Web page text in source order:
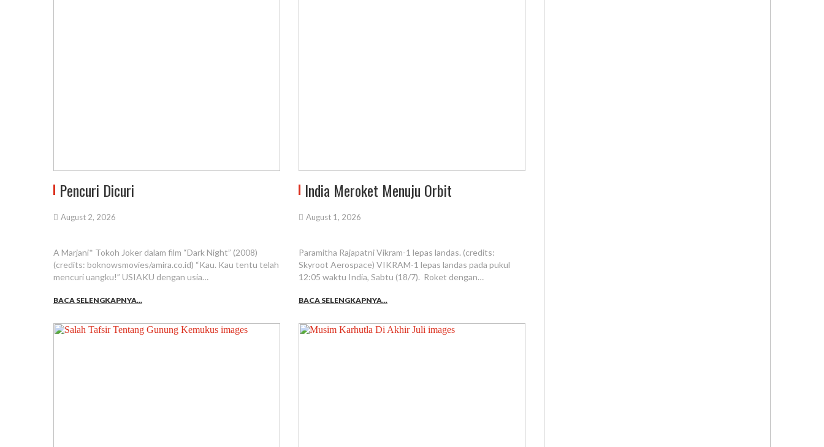
Pencuri Dicuri
August 2, 2026
A Marjani* Tokoh Joker dalam film “Dark Night” (2008)
(credits: boknowsmovies/amira.co.id) “Kau. Kau tentu telah
mencuri uangku!” USIAKU dengan usia…
BACA SELENGKAPNYA...
India Meroket Menuju Orbit
August 1, 2026
Paramitha Rajapatni Vikram-1 lepas landas. (credits:
Skyroot Aerospace) VIKRAM-1 lepas landas pada pukul
12:05 waktu India, Sabtu (18/7). Roket dengan…
BACA SELENGKAPNYA...